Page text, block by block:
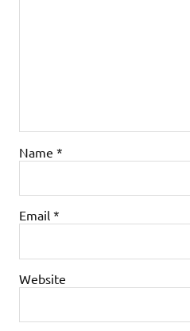
Name *
Email *
Website